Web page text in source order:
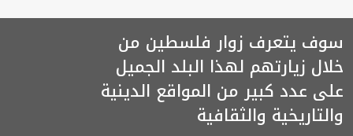
سوف يتعرف زوار فلسطين من
خلال زيارتهم لهذا البلد الجميل
على عدد كبير من المواقع الدينية
والتاريخية والثقافية